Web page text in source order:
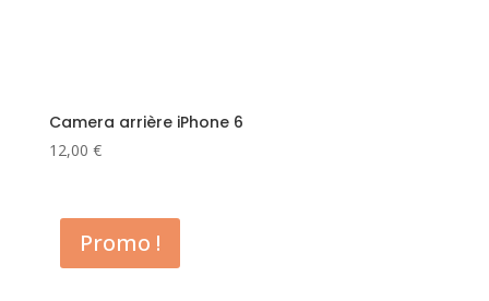
Camera arrière iPhone 6
12,00 €
Promo !